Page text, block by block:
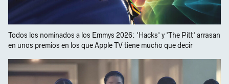
Todos los nominados a los Emmys 2026: 'Hacks' y 'The Pitt' arrasan
en unos premios en los que Apple TV tiene mucho que decir